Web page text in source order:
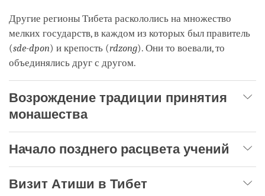
Другие регионы Тибета раскололись на множество
мелких государств, в каждом из которых был правитель
(sde-dpon) и крепость (rdzong). Они то воевали, то
объединялись друг с другом.
Возрождение традиции принятия
монашества
Начало позднего расцвета учений
Визит Атиши в Тибет